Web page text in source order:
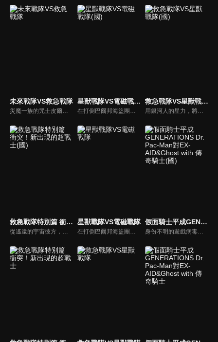
未來戰隊VS救急戰隊
災魔一族的咒士皮爾居然還活者！被皮爾賜予闇之力的隆達殺人拳擊手‧波力巴爾，他用拳打出了一個時空的大洞。時連者與GOGO FIVE分別在時光旅程中被打散掉落到原始時代、江戶時代、美國拓荒時期的西部中。現在救急魂灌注到開拓未來的信念上！將犯人們全面逮捕！
星獸戰隊VS電磁戰隊(國)
在打倒巴爾邦海盜團而取回和平的地球上，魔獸日爾曼城獸出現了！宇宙海盜古雷格力，與邪電次元人的殘存者希滋蜜娜，讓巴爾邦團的幹部與２０體的魔人們復活了！為此，握有星獸力量的銀河人，與數位戰士的MEGA連者，讓神秘與科學兩種力量結合為一，一同打倒巨大的邪惡！
救急戰隊VS星獸戰隊(國)
用銀河人的星力，將暗自蠢蠢欲動的闇之亡者們打倒吧！為了拯救被闇王基爾所擄走的人們，救難的專家‧GOGO FIVE與戰鬥的專家‧銀河人，一同向敵陣邁進了。可是基爾以自己的性命做代價，讓暗闇獸復活了。就在這千鈞一髮的危機時刻，銀河之光喚醒了奇蹟！超裝光勝利戰神，誕生！
救急戰隊特別篇 衝突！新出現的超戰士(國)
從遙遠的宇宙彼方，獸魔王與追著她而來的獸魔獵人季克降臨了。為了在格爾魔亞所破壞的街道中，救出現場的人們，GOGO FIVE出場了！季克看著來救援５人的京子，在想起被格爾魔亞所殺的同伴‧莉莉雅之際，也因而殞命了…在京子著裝了季克的力量之後，反擊時刻到了！GOGO FIVE！
星獸戰隊VS電磁戰隊
在打倒巴爾邦海盜團而取回和平的地球上，魔獸日爾曼城獸出現了！宇宙海盜古雷格力，與邪電次元人的殘存者希滋蜜娜，讓巴爾邦團的幹部與２０體的魔人們復活了！為此，握有星獸力量的銀河人，與數位戰士的MEGA連者，讓神秘與科學兩種力量結合為一，一同打倒巨大的邪惡！
假面騎士平成GENERATIONS Dr. Pac-Man對EX-AID&Ghost with 傳奇騎士(國)
身份不明的遊戲病毒生命體「Pac-Man」來襲，人類將陷入前所未聞的危機。以恐怖的趨勢擴大感染中，天空寺尊（假面騎士Ghost）也因為感染上這種病毒，失去了變身的能力。另一方面寶生永夢（假面騎士Ex-Aid）追查敵人的真面目及感染源，但那正左右他自身的命運的「重大的真實」有著連繫關係。